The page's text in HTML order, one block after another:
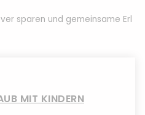
sparen und gemeinsame Erl
MIT KINDERN